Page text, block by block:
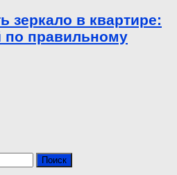
зеркало в квартире:
правильному